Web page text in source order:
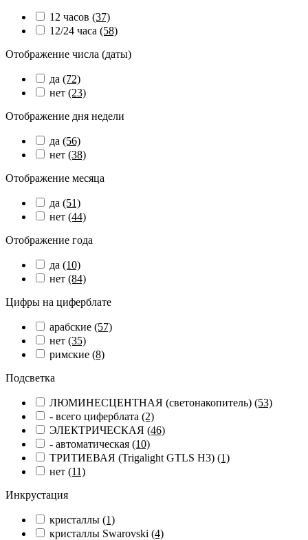
12 часов (37)
12/24 часа (58)
Отображение числа (даты)
да (72)
нет (23)
Отображение дня недели
да (56)
нет (38)
Отображение месяца
да (51)
нет (44)
Отображение года
да (10)
нет (84)
Цифры на циферблате
арабские (57)
нет (35)
римские (8)
Подсветка
ЛЮМИНЕСЦЕНТНАЯ (светонакопитель) (53)
- всего циферблата (2)
ЭЛЕКТРИЧЕСКАЯ (46)
- автоматическая (10)
ТРИТИЕВАЯ (Trigalight GTLS H3) (1)
нет (11)
Инкрустация
кристаллы (1)
кристаллы Swarovski (4)